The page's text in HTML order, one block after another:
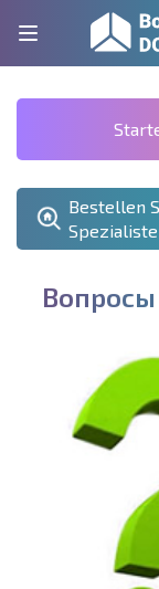
Bestellen
Вопросы